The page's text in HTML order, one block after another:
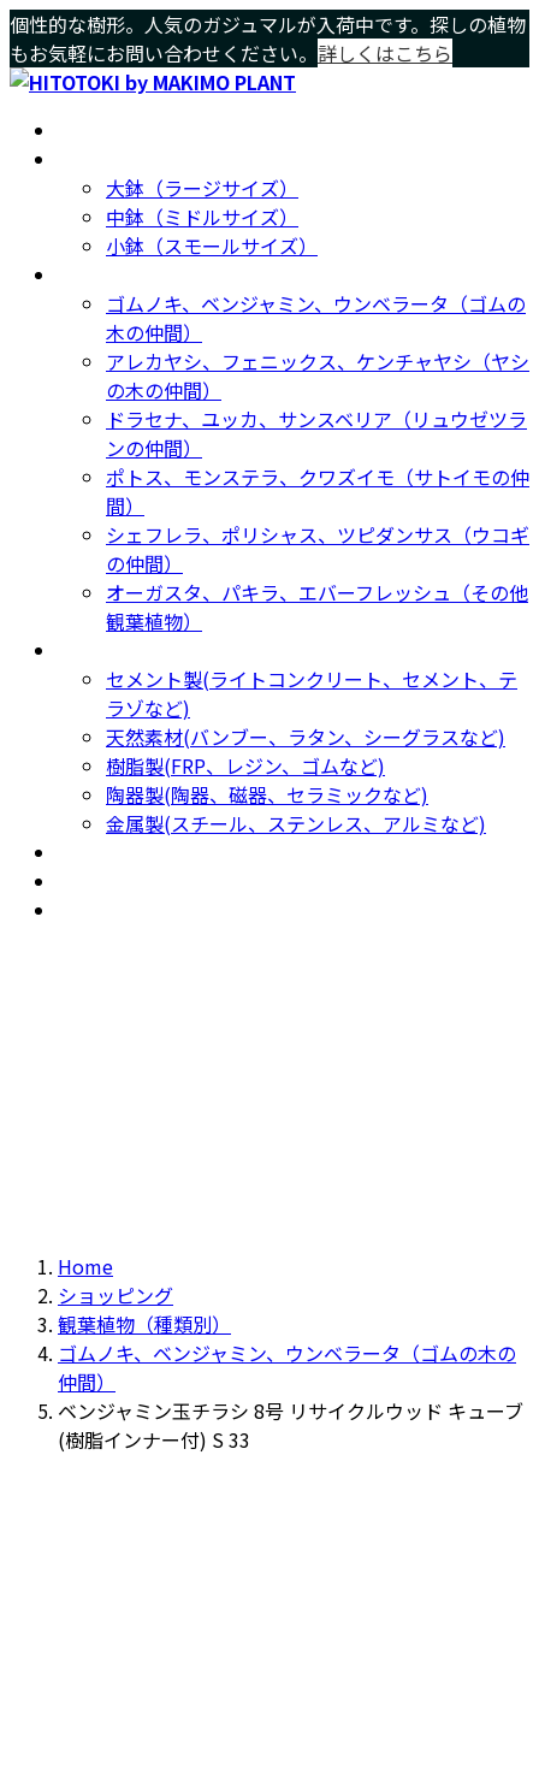
コ
ン
テ
ナ
ビ
ゲ
個性的な樹形。人気のガジュマルが入荷中です。探しの植物
もお気軽にお問い合わせください。 詳しくはこちら
大鉢（ラージサイズ）
中鉢（ミドルサイズ）
小鉢（スモールサイズ）
ゴムノキ、ベンジャミン、ウンベラータ（ゴムの
木の仲間）
アレカヤシ、フェニックス、ケンチャヤシ（ヤシ
の木の仲間）
ドラセナ、ユッカ、サンスベリア（リュウゼツラ
ンの仲間）
ポトス、モンステラ、クワズイモ（サトイモの仲
間）
シェフレラ、ポリシャス、ツピダンサス（ウコギ
の仲間）
オーガスタ、パキラ、エバーフレッシュ（その他
観葉植物）
セメント製(ライトコンクリート、セメント、テ
ラゾなど)
天然素材(バンブー、ラタン、シーグラスなど)
樹脂製(FRP、レジン、ゴムなど)
陶器製(陶器、磁器、セラミックなど)
金属製(スチール、ステンレス、アルミなど)
Home
ショッピング
観葉植物（種類別）
ゴムノキ、ベンジャミン、ウンベラータ（ゴムの木の
仲間）
ベンジャミン玉チラシ 8号 リサイクルウッド キューブ
(樹脂インナー付) S 33